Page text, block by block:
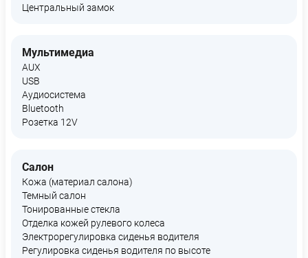
Центральный замок
Мультимедиа
AUX
USB
Аудиосистема
Bluetooth
Розетка 12V
Салон
Кожа (материал салона)
Темный салон
Тонированные стекла
Отделка кожей рулевого колеса
Электрорегулировка сиденья водителя
Регулировка сиденья водителя по высоте